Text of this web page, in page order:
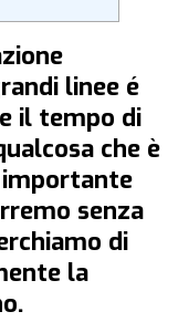
linee é
il tempo di
che è
importante
senza
di
la